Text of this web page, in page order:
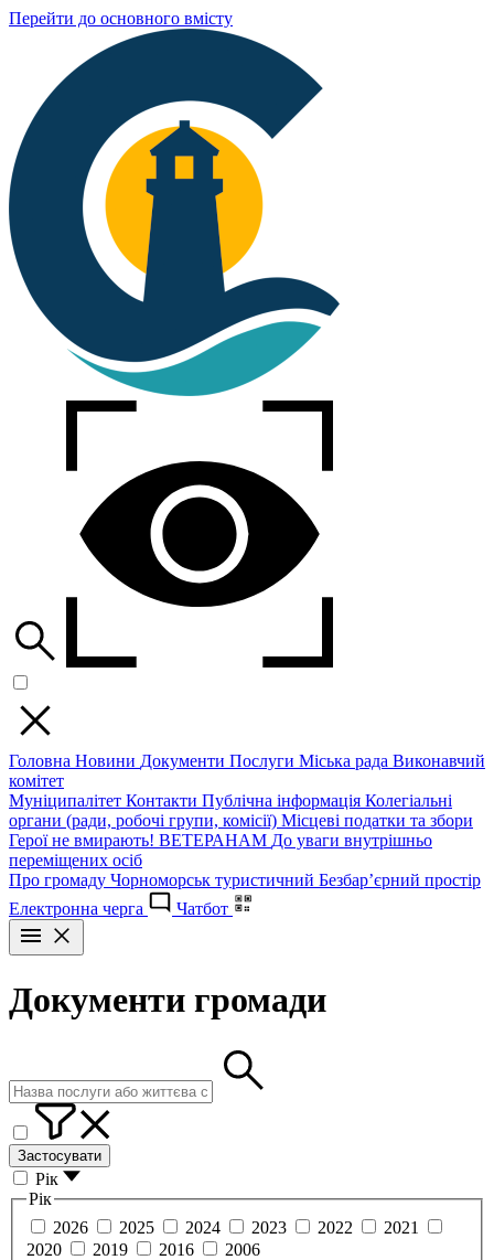
Перейти до основного вмісту
Головна Новини Документи Послуги Міська рада Виконавчий
комітет
Муніципалітет Контакти Публічна інформація Колегіальні
органи (ради, робочі групи, комісії) Місцеві податки та збори
Герої не вмирають! ВЕТЕРАНАМ До уваги внутрішньо
переміщених осіб
Про громаду Чорноморськ туристичний Безбар’єрний простір
Електронна черга
Чатбот
Документи громади
Застосувати
Рік
Рік
2026
2025 2024 2023 2022
2021
2020
2019 2016
2006